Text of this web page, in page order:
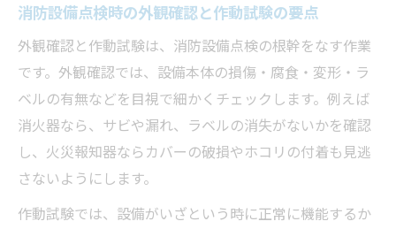
消防設備点検時の外観確認と作動試験の要点
外観確認と作動試験は、消防設備点検の根幹をなす作業
です。外観確認では、設備本体の損傷・腐食・変形・ラ
ベルの有無などを目視で細かくチェックします。例えば
消火器なら、サビや漏れ、ラベルの消失がないかを確認
し、火災報知器ならカバーの破損やホコリの付着も見逃
さないようにします。
作動試験では、設備がいざという時に正常に機能するか